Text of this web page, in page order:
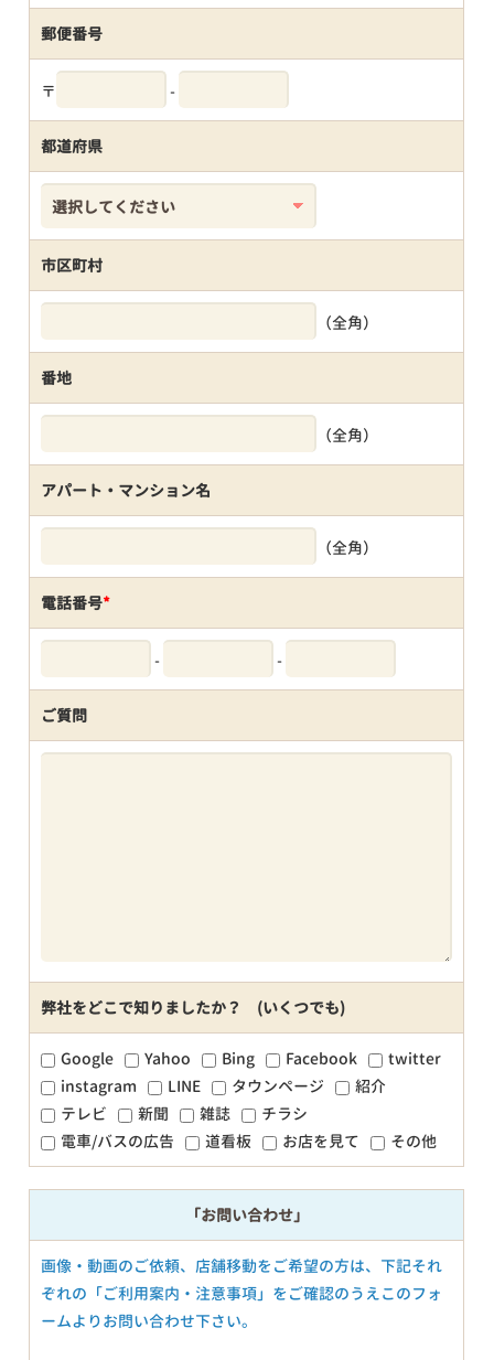
郵便番号
〒 -
都道府県
市区町村
（全角）
番地
（全角）
アパート・マンション名
（全角）
電話番号*
- -
ご質問
弊社をどこで知りましたか？ (いくつでも)
Google Yahoo Bing Facebook
twitter
instagram
LINE タウンページ
紹介
テレビ
新聞 雑誌
チラシ
電車/バスの広告
道看板 お店を見て その他
「お問い合わせ」
画像・動画のご依頼、店舗移動をご希望の方は、下記それ
ぞれの「ご利用案内・注意事項」をご確認のうえこのフォ
ームよりお問い合わせ下さい。